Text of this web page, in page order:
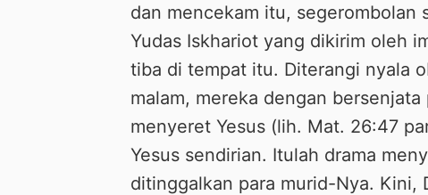
dan mencekam itu, segerombolan
Yudas Iskhariot yang dikirim oleh
tiba di tempat itu. Diterangi nyala
malam, mereka dengan
menyeret Yesus (lih. Mat. 26:47
Yesus sendirian. Itulah drama
ditinggalkan para murid-Nya. Kini,